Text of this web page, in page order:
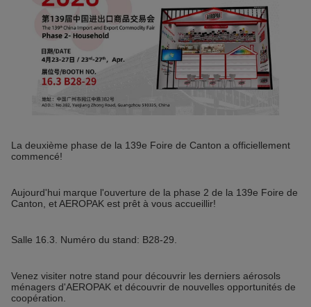
La deuxième phase de la 139e Foire de Canton a officiellement
commencé!
Aujourd'hui marque l'ouverture de la phase 2 de la 139e Foire de
Canton, et AEROPAK est prêt à vous accueillir!
Salle 16.3. Numéro du stand: B28-29.
Venez visiter notre stand pour découvrir les derniers aérosols
ménagers d'AEROPAK et découvrir de nouvelles opportunités de
coopération.